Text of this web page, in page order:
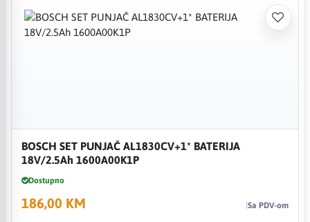
BOSCH SET PUNJAČ AL1830CV+1* BATERIJA
18V/2.5Ah 1600A00K1P
Dostupno
186,00 KM Sa PDV-om